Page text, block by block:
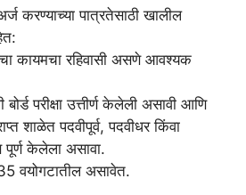
करण्याच्या पात्रतेसाठी खालील
कायमचा रहिवासी असणे आवश्यक
बोर्ड परीक्षा उत्तीर्ण केलेली असावी आणि
शाळेत पदवीपूर्व, पदवीधर किंवा
पूर्ण केलेला असावा.
वयोगटातील असावेत.